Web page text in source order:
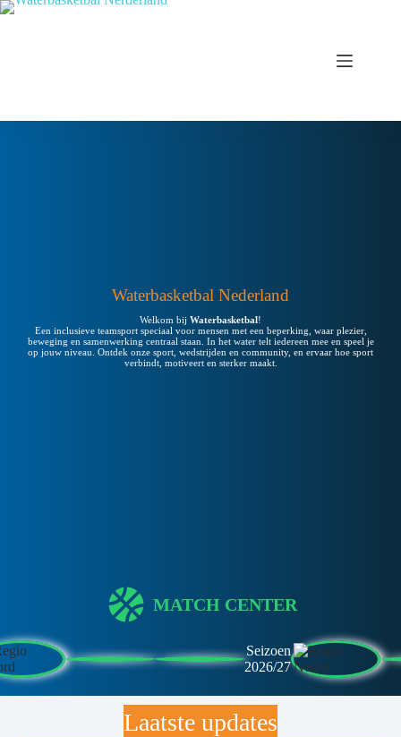
Waterbasketbal Nederland
Welkom bij Waterbasketbal!
Een inclusieve teamsport speciaal voor mensen met een beperking, waar plezier,
beweging en samenwerking centraal staan. In het water telt iedereen mee en speel je
op jouw niveau. Ontdek onze sport, wedstrijden en community, en ervaar hoe sport
verbindt, motiveert en sterker maakt.
MATCH CENTER
Seizoen
2026/27
Laatste updates